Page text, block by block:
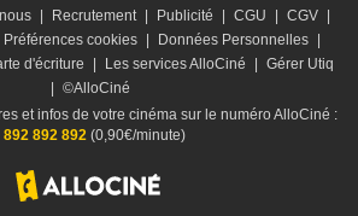
Recrutement Publicité CGU CGV
Préférences cookies Données Personnelles
d'écriture Les services AlloCiné
Gérer Utiq
©AlloCiné
et infos de votre cinéma sur le numéro AlloCiné :
892 892 892(0,90€/minute)